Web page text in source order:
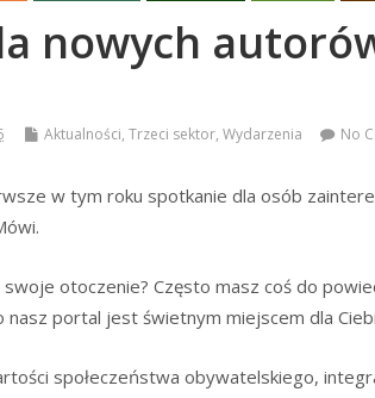
nowych
Aktualności, Trzeci sektor, Wydarzenia No
w tym roku spotkanie dla osób
otoczenie? Często masz coś do
nasz portal jest świetnym miejscem dla
społeczeństwa obywatelskiego,